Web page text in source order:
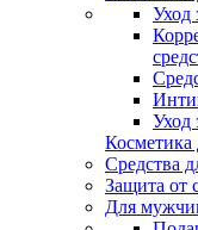
Уход
Уход
Косметика
Средства
Защита от
Для